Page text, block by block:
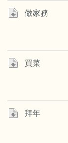
做家務
買菜
拜年